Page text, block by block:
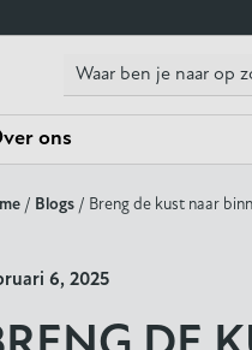
ons
/ Blogs / Breng de kust naar
6, 2025